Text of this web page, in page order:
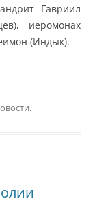
Гавриил
иеромонах
(Индык).
.